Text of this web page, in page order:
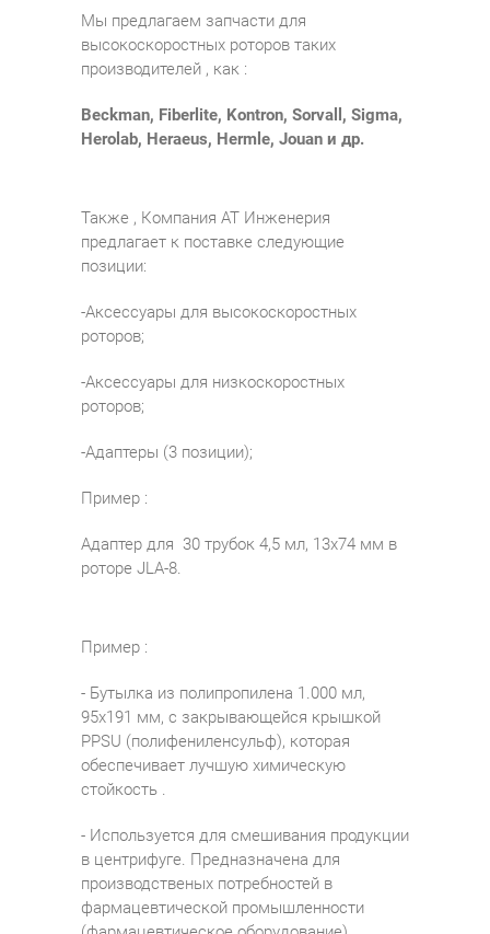
Мы предлагаем запчасти для
высокоскоростных роторов таких
производителей , как :
Beckman, Fiberlite, Kontron, Sorvall, Sigma,
Herolab, Heraeus, Hermle, Jouan и др.
Также , Компания АТ Инженерия
предлагает к поставке следующие
позиции:
-Аксессуары для высокоскоростных
роторов;
-Аксессуары для низкоскоростных
роторов;
-Адаптеры (3 позиции);
Пример :
Адаптер для 30 трубок 4,5 мл, 13х74 мм в
роторе JLA-8.
Пример :
- Бутылка из полипропилена 1.000 мл,
95x191 мм, с закрывающейся крышкой
PPSU (полифениленсульф), которая
обеспечивает лучшую химическую
стойкость .
- Используется для смешивания продукции
в центрифуге. Предназначена для
производственых потребностей в
фармацевтической промышленности